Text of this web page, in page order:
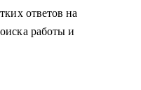
ответов на
работы и